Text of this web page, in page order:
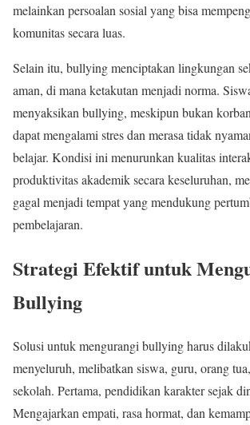
melainkan persoalan sosial yang bisa
komunitas secara luas.
Selain itu, bullying menciptakan lingkungan
aman, di mana ketakutan menjadi norma.
menyaksikan bullying, meskipun bukan
dapat mengalami stres dan merasa tidak
belajar. Kondisi ini menurunkan kualitas
produktivitas akademik secara keseluruhan,
gagal menjadi tempat yang mendukung
pembelajaran.
Strategi Efektif untuk
Bullying
Solusi untuk mengurangi bullying harus
menyeluruh, melibatkan siswa, guru, orang
sekolah. Pertama, pendidikan karakter sejak
Mengajarkan empati, rasa hormat, dan